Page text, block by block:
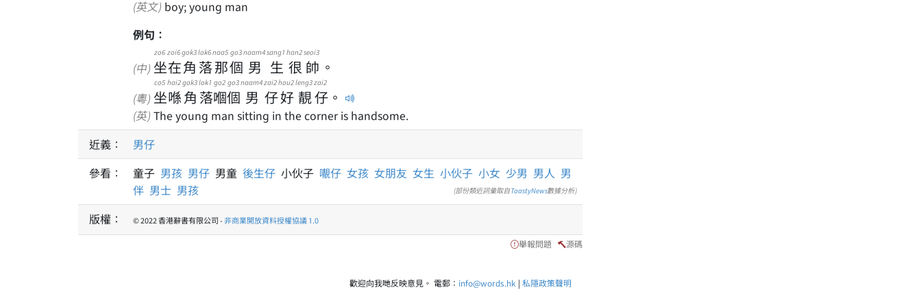
(英文) boy; young man
例句：
(中) 坐
zo6
在
zoi6
角
gok3
落
lok6
那
naa5
個
go3
男
naam4
生
sang1
很
han2
帥
seoi3
。
(粵) 坐
co5
喺
hai2
角
gok3
落
lok1
嗰
go2
個
go3
男
naam4
仔
zai2
好
hou2
靚
leng3
仔
zai2
。
(英) The young man sitting in the corner is handsome.
近義：
男仔
參看：
童子 男孩 男仔 男童 後生仔 小伙子 𡃁仔 女孩 女朋友 女生 小伙子 小女 少男 男人 男
伴 男士 男孩 (部份類近詞彙取自ToastyNews數據分析)
版權： © 2022 香港辭書有限公司 -非商業開放資料授權協議 1.0
舉報問題 源碼
歡迎向我哋反映意見。 電郵： info@words.hk | 私隱政策聲明